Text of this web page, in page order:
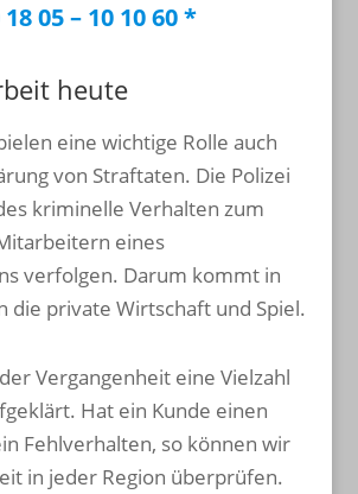
18 05 – 10 10 60 *
heute
eine wichtige Rolle auch
von Straftaten. Die Polizei
kriminelle Verhalten zum
eines
verfolgen. Darum kommt in
die private Wirtschaft und Spiel.
Vergangenheit eine Vielzahl
Hat ein Kunde einen
Fehlverhalten, so können wir
in jeder Region überprüfen.